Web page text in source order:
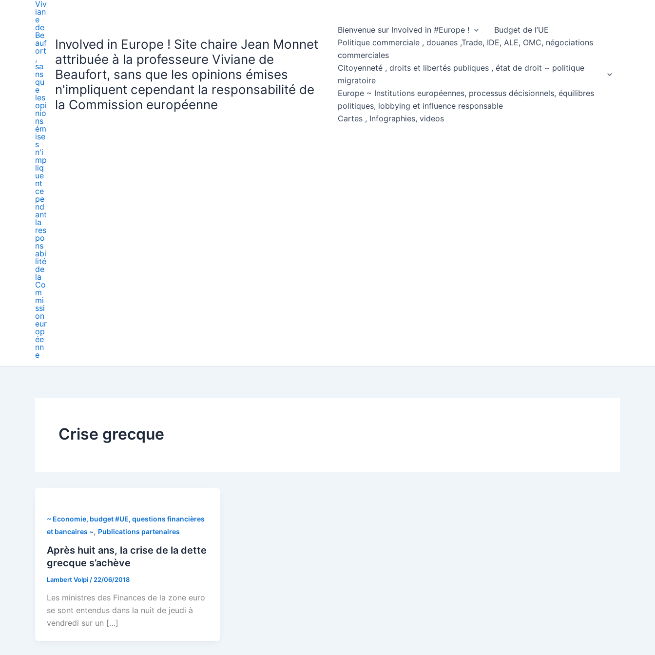
Involved in Europe ! Site chaire Jean Monnet
attribuée à la professeure Viviane de
Beaufort, sans que les opinions émises
n'impliquent cependant la responsabilité de
la Commission européenne
Bienvenue sur Involved in #Europe !
Budget de l’UE
Politique commerciale , douanes ,Trade, IDE, ALE, OMC, négociations
commerciales
Citoyenneté , droits et libertés publiques , état de droit ~ politique
migratoire
Europe ~ Institutions européennes, processus décisionnels, équilibres
politiques, lobbying et influence responsable
Cartes , Infographies, videos
Crise grecque
~ Economie, budget #UE, questions financières
et bancaires ~, Publications partenaires
Après huit ans, la crise de la dette
grecque s’achève
Lambert Volpi / 22/06/2018
Les ministres des Finances de la zone euro
se sont entendus dans la nuit de jeudi à
vendredi sur un […]